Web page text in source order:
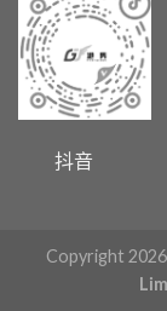
抖音
Copyright